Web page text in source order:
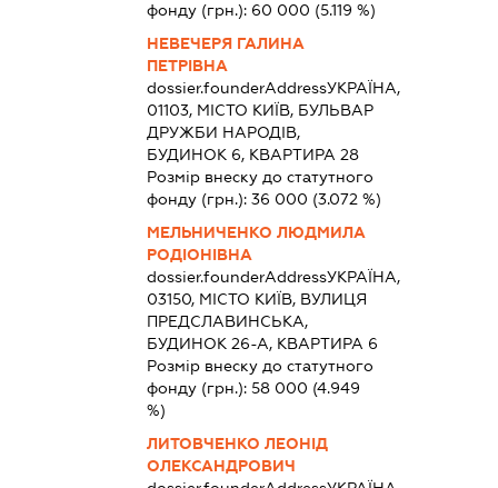
фонду (грн.): 60 000 (5.119 %)
НЕВЕЧЕРЯ ГАЛИНА
ПЕТРІВНА
dossier.founderAddressУКРАЇНА,
01103, МІСТО КИЇВ, БУЛЬВАР
ДРУЖБИ НАРОДІВ,
БУДИНОК 6, КВАРТИРА 28
Розмір внеску до статутного
фонду (грн.):36 000 (3.072 %)
МЕЛЬНИЧЕНКО ЛЮДМИЛА
РОДІОНІВНА
dossier.founderAddressУКРАЇНА,
03150, МІСТО КИЇВ, ВУЛИЦЯ
ПРЕДСЛАВИНСЬКА,
БУДИНОК 26-А, КВАРТИРА 6
Розмір внеску до статутного
фонду (грн.):58 000 (4.949
%)
ЛИТОВЧЕНКО ЛЕОНІД
ОЛЕКСАНДРОВИЧ